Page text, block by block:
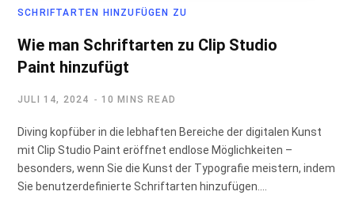
SCHRIFTARTEN HINZUFÜGEN ZU
Wie man Schriftarten zu Clip Studio
Paint hinzufügt
JULI 14, 2024 10 MINS READ
Diving kopfüber in die lebhaften Bereiche der digitalen Kunst
mit Clip Studio Paint eröffnet endlose Möglichkeiten –
besonders, wenn Sie die Kunst der Typografie meistern, indem
Sie benutzerdefinierte Schriftarten hinzufügen.…